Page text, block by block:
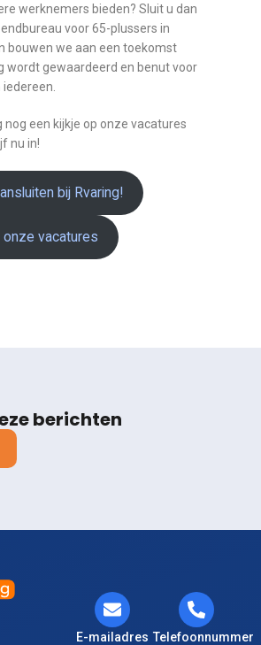
werknemers bieden? Sluit u dan
voor 65-plussers in
bouwen we aan een toekomst
wordt gewaardeerd en benut voor
nog een kijkje op onze vacatures
nu in!
bij Rvaring!
onze vacatures
berichten
E-mailadres Telefoonnummer